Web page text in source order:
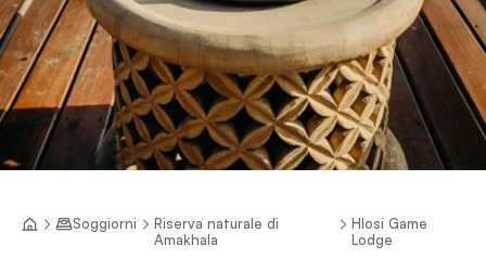
Soggiorni
Riserva naturale di
Amakhala
Hlosi Game
Lodge